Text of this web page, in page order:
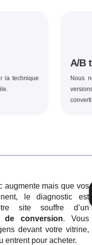
la technique
A/B
Nous
augmente mais que vos
le diagnostic est
site souffre d’un
de conversion. Vous
devant votre vitrine,
entrent pour acheter.